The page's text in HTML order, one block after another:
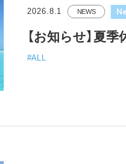
2026.8.1 NEWS
【お知らせ】夏
#ALL